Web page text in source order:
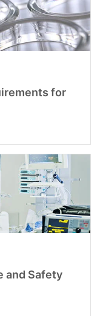
for
and Safety